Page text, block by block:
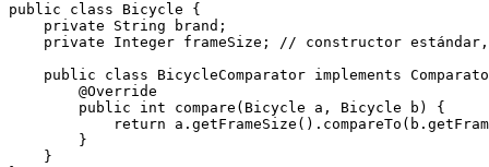
public class Bicycle {
private String brand;
private Integer frameSize; // constructor
public
class BicycleComparator implements
@Override
public
int compare (Bicycle a, Bicycle b)
{
return
        }
    }